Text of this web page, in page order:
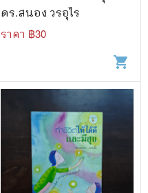
ดร.สนอง วรอุไร
ราคา ฿30
shopping_cart